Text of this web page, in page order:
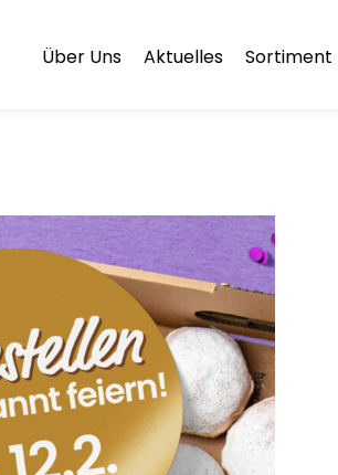
Über Uns Aktuelles Sortiment